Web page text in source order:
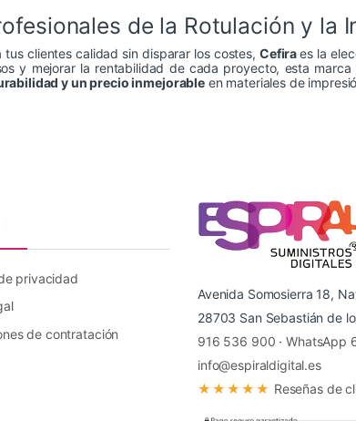
de la Rotulación y la
clientes calidad sin disparar los costes,Cefiraes la
y mejorar la rentabilidad de cada proyecto, esta marca
y un precio inmejorableen materiales de
privacidad
de contratación
Avenida Somosierra 18,
28703 San Sebastián de
916 536 900 ·WhatsApp
info@espiraldigital.es
★★★★★ Reseñas de